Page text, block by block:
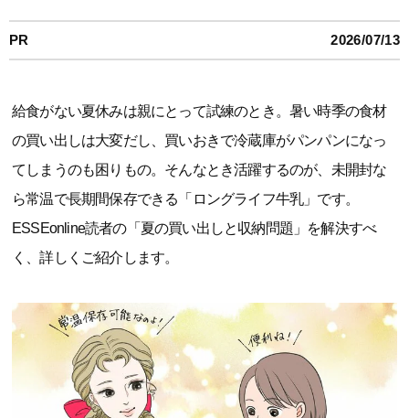
PR 2026/07/13
給食がない夏休みは親にとって試練のとき。暑い時季の食材
の買い出しは大変だし、買いおきで冷蔵庫がパンパンになっ
てしまうのも困りもの。そんなとき活躍するのが、未開封な
ら常温で長期間保存できる「ロングライフ牛乳」です。
ESSEonline読者の「夏の買い出しと収納問題」を解決すべ
く、詳しくご紹介します。